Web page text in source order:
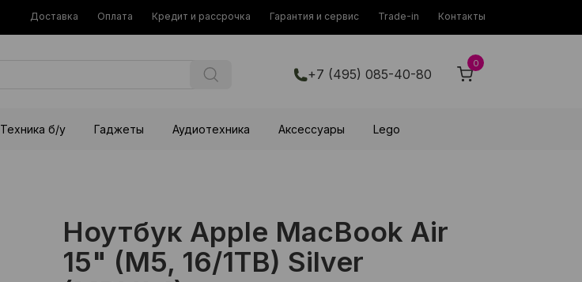
Доставка Оплата Кредит и рассрочка Гарантия и сервис Trade-in Контакты
+7 (495) 085-40-80
0
Техника б/у Гаджеты Аудиотехника Аксессуары Lego
Ноутбук Apple MacBook Air
15" (M5, 16/1TB) Silver